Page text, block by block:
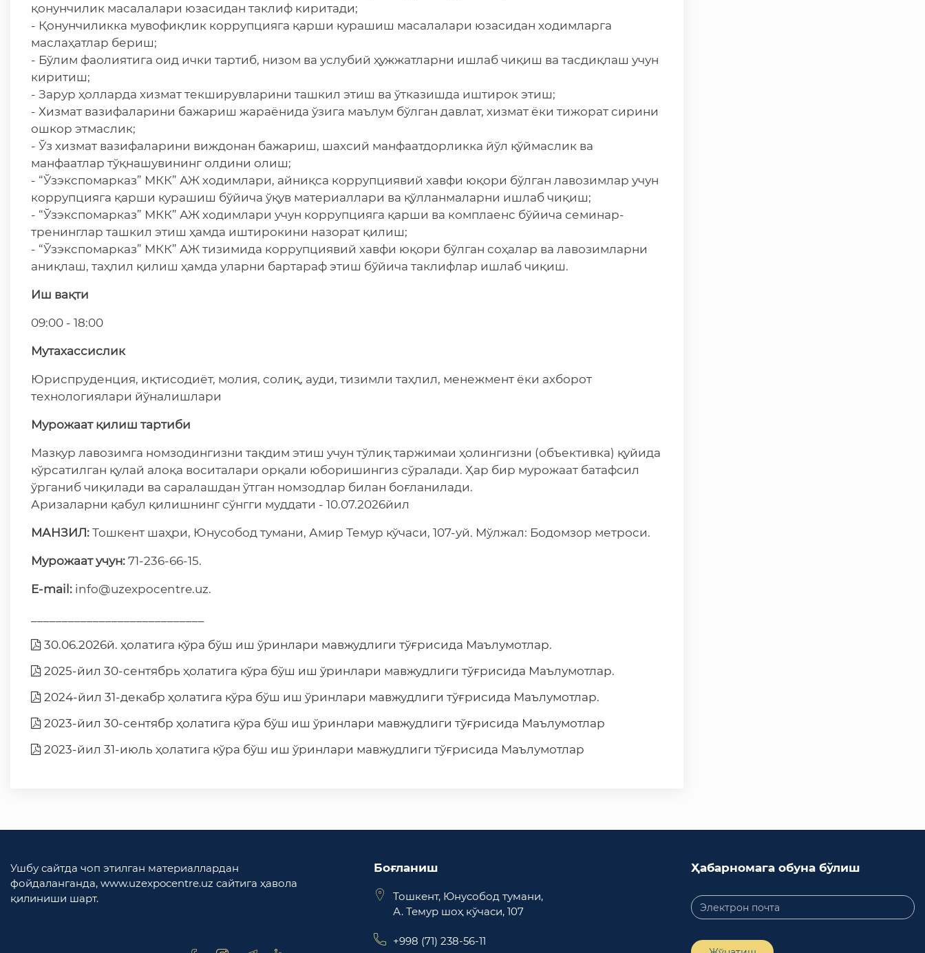
қонунчилик масалалари юзасидан таклиф киритади;
- Қонунчиликка мувофиқлик коррупцияга қарши курашиш масалалари юзасидан ходимларга
маслаҳатлар бериш;
- Бўлим фаолиятига оид ички тартиб, низом ва услубий ҳужжатларни ишлаб чиқиш ва тасдиқлаш учун
киритиш;
- Зарур ҳолларда хизмат текширувларини ташкил этиш ва ўтказишда иштирок этиш;
- Хизмат вазифаларини бажариш жараёнида ўзига маълум бўлган давлат, хизмат ёки тижорат сирини
ошкор этмаслик;
- Ўз хизмат вазифаларини виждонан бажариш, шахсий манфаатдорликка йўл қўймаслик ва
манфаатлар тўқнашувининг олдини олиш;
- “Ўзэкспомарказ” МКК” АЖ ходимлари, айниқса коррупциявий хавфи юқори бўлган лавозимлар учун
коррупцияга қарши курашиш бўйича ўқув материаллари ва қўлланмаларни ишлаб чиқиш;
- “Ўзэкспомарказ” МКК” АЖ ходимлари учун коррупцияга қарши ва комплаенс бўйича семинар-
тренинглар ташкил этиш ҳамда иштирокини назорат қилиш;
- “Ўзэкспомарказ” МКК” АЖ тизимида коррупциявий хавфи юқори бўлган соҳалар ва лавозимларни
аниқлаш, таҳлил қилиш ҳамда уларни бартараф этиш бўйича таклифлар ишлаб чиқиш.
Иш вақти
09:00 - 18:00
Мутахассислик
Юриспруденция, иқтисодиёт, молия, солиқ, ауди, тизимли таҳлил, менежмент ёки ахборот
технологиялари йўналишлари
Мурожаат қилиш тартиби
Мазкур лавозимга номзодингизни тақдим этиш учун тўлиқ таржимаи ҳолингизни (объективка) қуйида
кўрсатилган қулай алоқа воситалари орқали юборишингиз сўралади. Ҳар бир мурожаат батафсил
ўрганиб чиқилади ва саралашдан ўтган номзодлар билан боғланилади.
Аризаларни қабул қилишнинг сўнгги муддати - 10.07.2026йил
МАНЗИЛ: Тошкент шаҳри, Юнусобод тумани, Амир Темур кўчаси, 107-уй. Мўлжал: Бодомзор метроси.
Мурожаат учун: 71-236-66-15.
E-mail: info@uzexpocentre.uz.
30.06.2026й. ҳолатига кўра бўш иш ўринлари мавжудлиги тўғрисида Маълумотлар.
2025-йил 30-сентябрь ҳолатига кўра бўш иш ўринлари мавжудлиги тўғрисида Маълумотлар.
2024-йил 31-декабр ҳолатига кўра бўш иш ўринлари мавжудлиги тўғрисида Маълумотлар.
2023-йил 30-сентябр ҳолатига кўра бўш иш ўринлари мавжудлиги тўғрисида Маълумотлар
2023-йил 31-июль ҳолатига кўра бўш иш ўринлари мавжудлиги тўғрисида Маълумотлар
Ушбу сайтда чоп этилган материаллардан
фойдаланганда, www.uzexpocentre.uz сайтига ҳавола
қилиниши шарт.
Боғланиш
Тошкент, Юнусобод тумани,
А. Темур шоҳ кўчаси, 107
+998 (71) 238-56-11
Ҳабарномага обуна бўлиш